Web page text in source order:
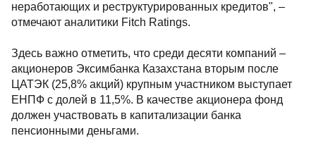
неработающих и реструктурированных кредитов", –
отмечают аналитики Fitch Ratings.
Здесь важно отметить, что среди десяти компаний –
акционеров Эксимбанка Казахстана вторым после
ЦАТЭК (25,8% акций) крупным участником выступает
ЕНПФ с долей в 11,5%. В качестве акционера фонд
должен участвовать в капитализации банка
пенсионными деньгами.